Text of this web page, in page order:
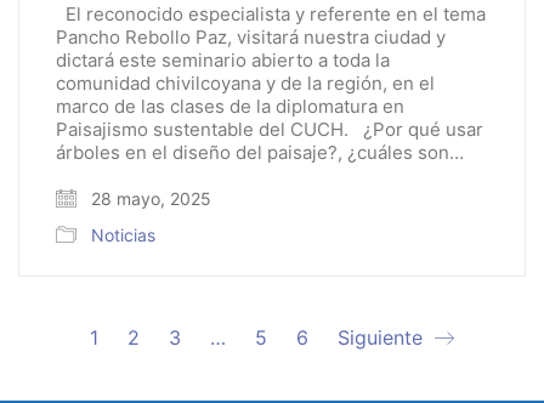
El reconocido especialista y referente en el tema
Pancho Rebollo Paz, visitará nuestra ciudad y
dictará este seminario abierto a toda la
comunidad chivilcoyana y de la región, en el
marco de las clases de la diplomatura en
Paisajismo sustentable del CUCH. ¿Por qué usar
árboles en el diseño del paisaje?, ¿cuáles son…
28 mayo, 2025
Noticias
1 2 3 … 5 6 Siguiente